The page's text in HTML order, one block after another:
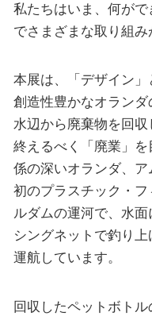
私たちはいま、何が
でさまざまな取り組み
本展は、「デザイン」
創造性豊かなオラン
水辺から廃棄物を回
終えるべく「廃業」
係の深いオランダ、
初のプラスチック・
ルダムの運河で、水
シングネットで釣り
運航しています。
回収したペットボト